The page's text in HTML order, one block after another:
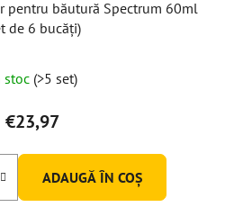
pentru băutură Spectrum 60ml
de 6 bucăți)
medie
a
produsului
este
5,0
stoc (>5 set)
€23,97
ADAUGĂ ÎN COŞ